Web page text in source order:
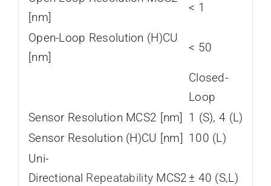
[nm]
< 1
Open-Loop Resolution (H)CU
[nm]
< 50
Closed-
Loop
Sensor Resolution MCS2 [nm]
1 (S), 4 (L)
Sensor Resolution (H)CU [nm] 100 (L)
Uni-
Directional Repeatability MCS2± 40 (S,L)